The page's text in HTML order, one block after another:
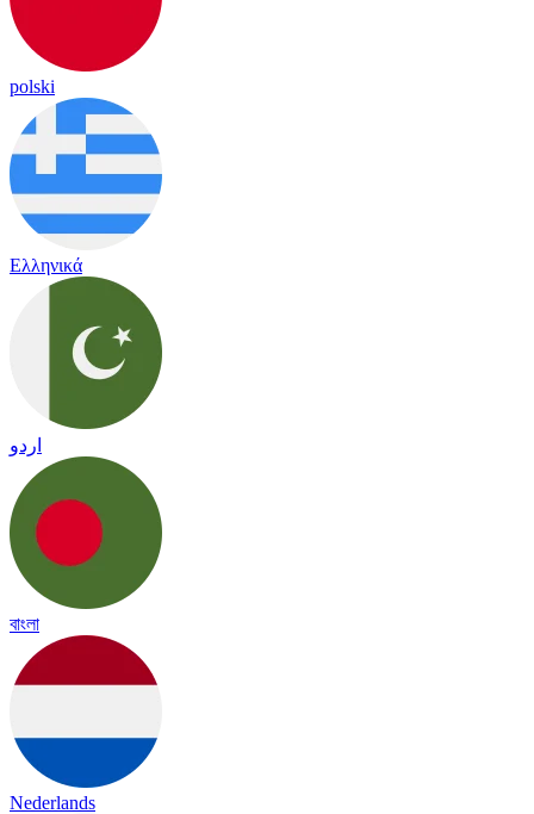
polski
Ελληνικά
اردو
বাংলা
Nederlands